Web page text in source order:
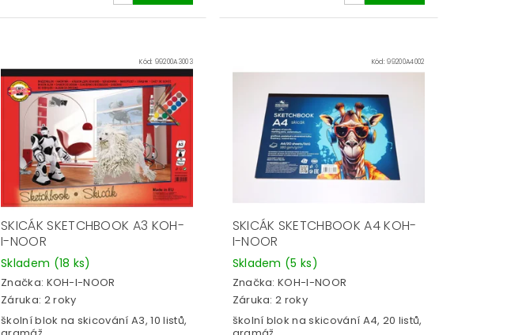
Kód: 99200A3003
SKICÁK SKETCHBOOK A3 KOH-
I-NOOR
Skladem (18 ks)
Značka: KOH-I-NOOR
Záruka: 2 roky
školní blok na skicování A3, 10 listů,
Kód:99200A4002
SKICÁK SKETCHBOOK A4 KOH-
I-NOOR
Skladem (5 ks)
Značka:KOH-I-NOOR
Záruka: 2 roky
školní blok na skicování A4, 20 listů,